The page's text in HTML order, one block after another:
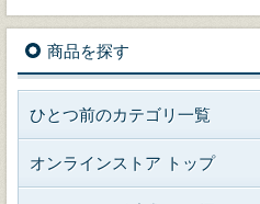
商品を探す
ひとつ前のカテゴリ一覧
オンラインストア トップ